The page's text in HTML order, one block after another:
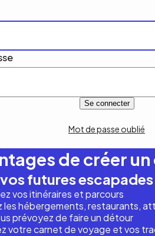
Mot de passe oublié
de créer
futures escapades
vos itinéraires et parcours
les hébergements, restaurants,
prévoyez de faire un détour
votre carnet de voyage et vos